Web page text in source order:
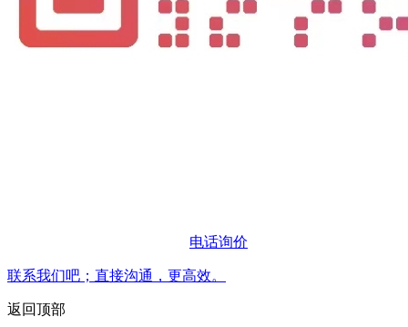
电话询价
联系我们吧；直接沟通，更高效。
返回顶部